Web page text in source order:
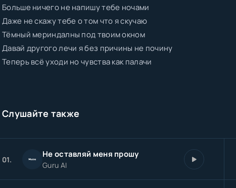
Больше ничего не напишу тебе ночами
Даже не скажу тебе о том что я скучаю
Тёмный мериндалны под твоим окном
Давай другого лечи я без причины не почину
Теперь всё уходи но чувства как палачи
Слушайте также
01. Не оставляй меня прошу
Guru AI